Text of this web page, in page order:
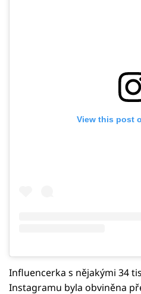
View this post
Influencerka s nějakými 34
Instagramu byla obviněna